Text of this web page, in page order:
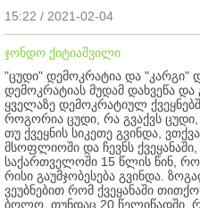
15:22 / 2021-02-04
ჯონდო ქიტიაშვილი
"ცუდი" დემოკრატია და "კარგი"
დემოკრატიას მუდამ დახვეწა
ყველაზე დემოკრატიულ
როგორია ცუდი, რა გვაქვს ცუდი,
თუ ქვეყნის სიკეთე გვინდა,
მსოფლიოში და ჩევნს
საქართველოში 15 წლის წინ,
რისი გაუმჯობესება გვინდა.
ვეუბნებით რომ ქვეყანაში
ბოლო, თუნდაც 20 წელიწადში,